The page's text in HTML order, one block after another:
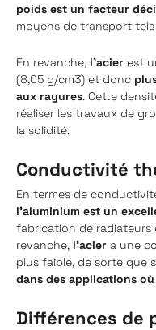
poids est un facteur
moyens de transport
En revanche, l'acier est
(8,05 g/cm3) et donc
aux rayures. Cette
réaliser les travaux de
la solidité.
Conductivité
En termes de
l'aluminium est un
fabrication de radiateurs
revanche, l'acier a une
plus faible, de sorte que
dans des applications
Différences de